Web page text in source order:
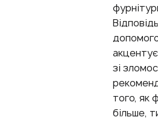
зі
того, як
більше,